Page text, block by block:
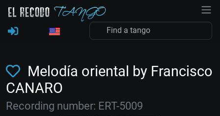
Melodía oriental by Francisco
CANARO
Recording number: ERT-5009